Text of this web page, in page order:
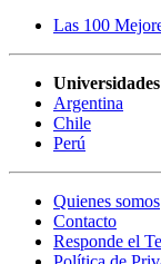
Las 100
Argentina
Chile
Perú
Quienes somos
Contacto
Responde el